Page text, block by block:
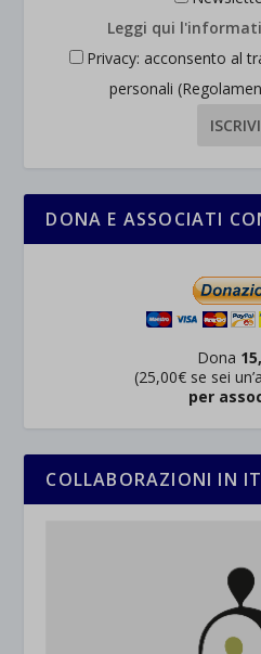
Leggi qui
Privacy: acconsento al
personali
DONA E ASSOCIATI
Dona
(25,00€ se sei
per
COLLABORAZIONI IN
jetpackState[message]
et-saved-post*